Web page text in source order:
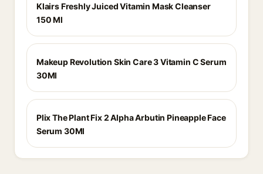
Klairs Freshly Juiced Vitamin Mask Cleanser
150 Ml
Makeup Revolution Skin Care 3 Vitamin C Serum
30Ml
Plix The Plant Fix 2 Alpha Arbutin Pineapple Face
Serum 30Ml